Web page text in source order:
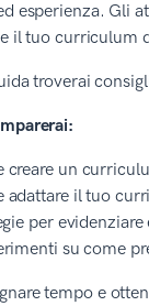
esperienza. Gli
il tuo curriculum
troverai
creare un
adattare il tuo
per
su come
tempo e